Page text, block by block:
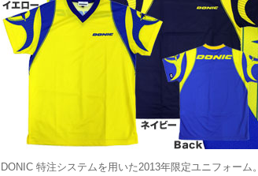
DONIC 特注システムを用いた2013年限定ユニフォーム。